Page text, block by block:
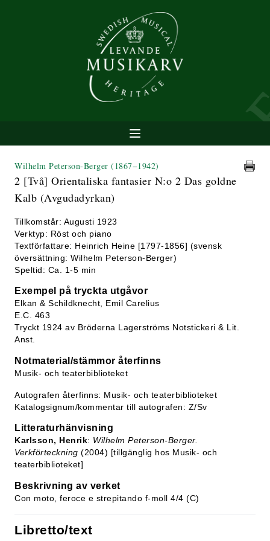
Wilhelm Peterson-Berger (1867−1942)
2 [Två] Orientaliska fantasier N:o 2 Das goldne
Kalb (Avgudadyrkan)
Tillkomstår: Augusti 1923
Verktyp: Röst och piano
Textförfattare: Heinrich Heine [1797-1856] (svensk
översättning: Wilhelm Peterson-Berger)
Speltid: Ca. 1-5 min
Exempel på tryckta utgåvor
Elkan & Schildknecht, Emil Carelius
E.C. 463
Tryckt 1924 av Bröderna Lagerströms Notstickeri & Lit.
Anst.
Notmaterial/stämmor återfinns
Musik- och teaterbiblioteket
Autografen återfinns: Musik- och teaterbiblioteket
Katalogsignum/kommentar till autografen: Z/Sv
Litteraturhänvisning
Karlsson, Henrik: Wilhelm Peterson-Berger.
Verkförteckning (2004) [tillgänglig hos Musik- och
teaterbiblioteket]
Beskrivning av verket
Con moto, feroce e strepitando f-moll 4/4 (C)
Libretto/text